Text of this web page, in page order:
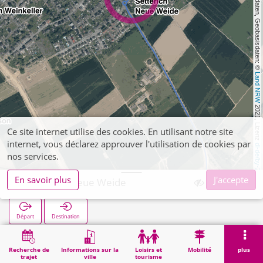
, Kartendaten, Geobasisdaten: ©
Land NRW
2021, Lizenz
dl-de/by-2-0
Recherche de
trajet
Informations sur la
ville
Loisirs et
tourisme
Mobilité plus
Setterich Neue Weide
Départ Destination
Démarrage Setterich Neue Weide
Ce site internet utilise des cookies. En utilisant notre site
internet, vous déclarez approuver l'utilisation de cookies par
nos services.
En savoir plus
J'accepte